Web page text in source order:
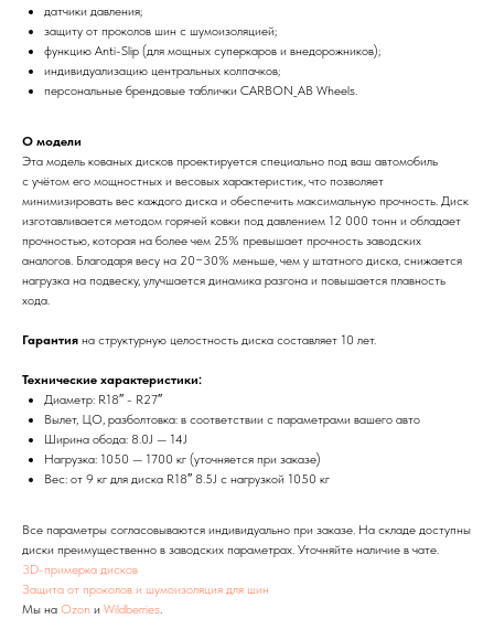
датчики давления;
защиту от проколов шин с шумоизоляцией;
функцию Anti-Slip (для мощных суперкаров и внедорожников);
индивидуализацию центральных колпачков;
персональные брендовые таблички CARBON_AB Wheels.
О модели
Эта модель кованых дисков проектируется специально под ваш автомобиль
с учётом его мощностных и весовых характеристик, что позволяет
минимизировать вес каждого диска и обеспечить максимальную прочность. Диск
изготавливается методом горячей ковки под давлением 12 000 тонн и обладает
прочностью, которая на более чем 25% превышает прочность заводских
аналогов. Благодаря весу на 20−30% меньше, чем у штатного диска, снижается
нагрузка на подвеску, улучшается динамика разгона и повышается плавность
хода.
Гарантия на структурную целостность диска составляет 10 лет.
Технические характеристики:
Диаметр: R18″ - R27″
Вылет, ЦО, разболтовка: в соответствии с параметрами вашего авто
Ширина обода: 8.0J — 14J
Нагрузка: 1050 — 1700 кг (уточняется при заказе)
Вес: от 9 кг для диска R18″ 8.5J с нагрузкой 1050 кг
Все параметры согласовываются индивидуально при заказе. На складе доступны
диски преимущественно в заводских параметрах. Уточняйте наличие в чате.
3D-примерка дисков
Защита от проколов и шумоизоляция для шин
Мы на Ozon и Wildberries.